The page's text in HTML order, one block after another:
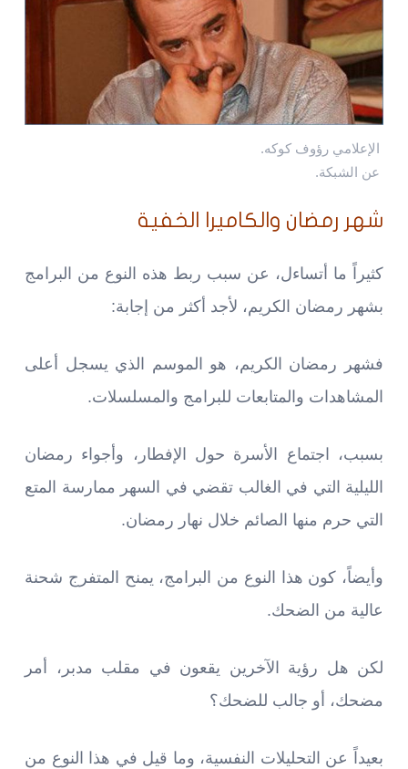
الإعلامي رؤوف كوكه.
عن الشبكة.
شهر رمضان والكاميرا الخفية
كثيراً ما أتساءل، عن سبب ربط هذه النوع من البرامج
بشهر رمضان الكريم، لأجد أكثر من إجابة:
فشهر رمضان الكريم، هو الموسم الذي يسجل أعلى
المشاهدات والمتابعات للبرامج والمسلسلات.
بسبب، اجتماع الأسرة حول الإفطار، وأجواء رمضان
الليلية التي في الغالب تقضي في السهر ممارسة المتع
التي حرم منها الصائم خلال نهار رمضان.
وأيضاً، كون هذا النوع من البرامج، يمنح المتفرج شحنة
عالية من الضحك.
لكن هل رؤية الآخرين يقعون في مقلب مدبر، أمر
مضحك، أو جالب للضحك؟
بعيداً عن التحليلات النفسية، وما قيل في هذا النوع من